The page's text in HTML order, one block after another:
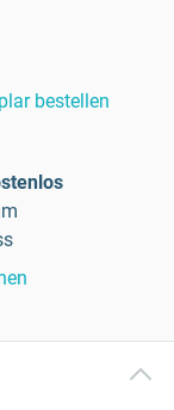
bestellen